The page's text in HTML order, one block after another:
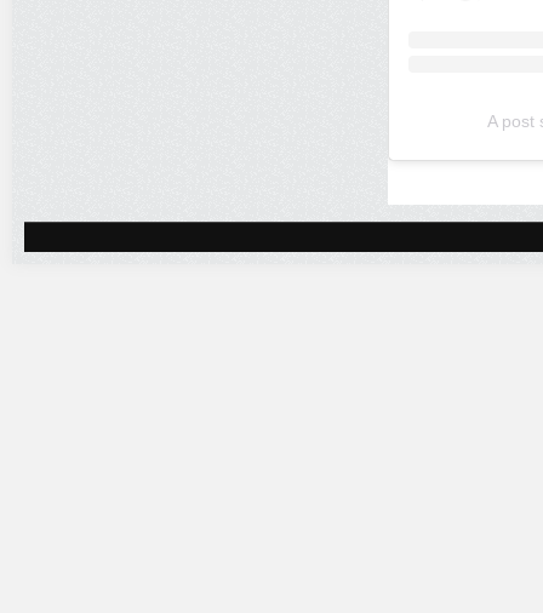
A post